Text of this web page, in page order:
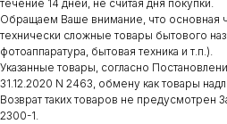
течение 14 дней, не считая дня покупки.
Обращаем Ваше внимание, что основная
технически сложные товары бытового
фотоаппаратура, бытовая техника и т.п.).
Указанные товары, согласно
31.12.2020 N 2463, обмену как товары
Возврат таких товаров не
2300-1.